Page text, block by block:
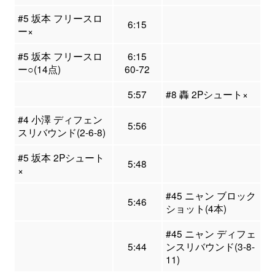
#5 坂本 フリースロ
ー×
6:15
#5 坂本 フリースロ
ー○(14点)
6:15
60-72
5:57
#8 轟 2Pシュート×
#4 小澤 ディフェン
スリバウンド(2-6-8)
5:56
#5 坂本 2Pシュート
×
5:48
5:46
#45 ニャン ブロック
ショット(4本)
5:44
#45 ニャン ディフェ
ンスリバウンド(3-8-
11)